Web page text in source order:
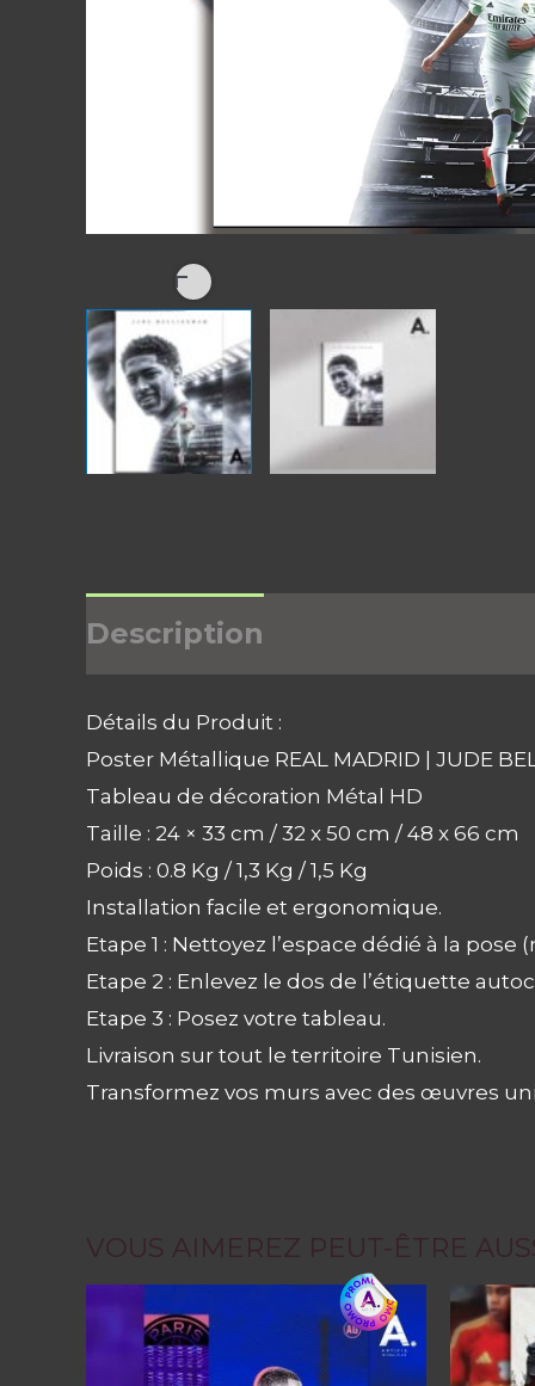
Description
Détails du Produit :
Poster Métallique REAL MADRID | JUDE
Tableau de décoration Métal HD
Taille : 24 × 33 cm / 32 x 50 cm / 48 x 66 cm
Poids : 0.8 Kg / 1,3 Kg / 1,5 Kg
Installation facile et ergonomique.
Etape 1 : Nettoyez l’espace dédié à la
Etape 2 : Enlevez le dos de l’étiquette
Etape 3 : Posez votre tableau.
Livraison sur tout le territoire Tunisien.
Transformez vos murs avec des œuvres
VOUS AIMEREZ PEUT-ÊTRE